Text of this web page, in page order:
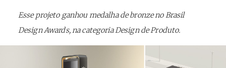
Esse projeto ganhou medalha de bronze no Brasil
Design Awards, na categoria Design de Produto.